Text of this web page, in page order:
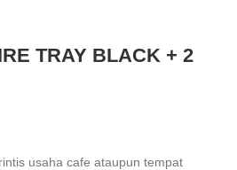
TRAY BLACK + 2
usaha cafe ataupun tempat